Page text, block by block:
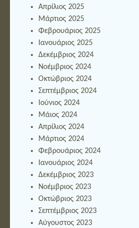
Απρίλιος 2025
Μάρτιος 2025
Φεβρουάριος 2025
Ιανουάριος 2025
Δεκέμβριος 2024
Νοέμβριος 2024
Οκτώβριος 2024
Σεπτέμβριος 2024
Ιούνιος 2024
Μάιος 2024
Απρίλιος 2024
Μάρτιος 2024
Φεβρουάριος 2024
Ιανουάριος 2024
Δεκέμβριος 2023
Νοέμβριος 2023
Οκτώβριος 2023
Σεπτέμβριος 2023
Αύγουστος 2023